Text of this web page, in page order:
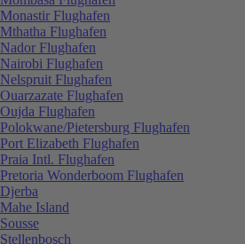
Monastir Flughafen
Mthatha Flughafen
Nador Flughafen
Nairobi Flughafen
Nelspruit Flughafen
Ouarzazate Flughafen
Oujda Flughafen
Polokwane/Pietersburg Flughafen
Port Elizabeth Flughafen
Praia Intl. Flughafen
Pretoria Wonderboom Flughafen
Djerba
Mahe Island
Sousse
Stellenbosch